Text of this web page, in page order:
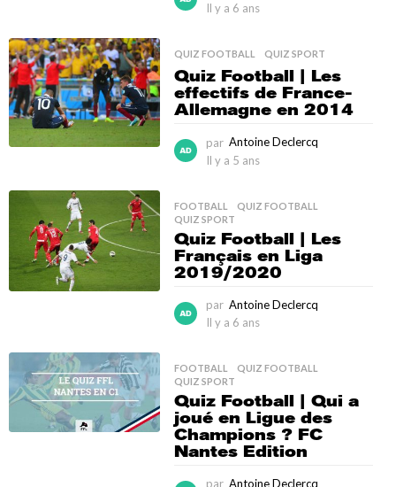
Il y a 6 ans
a
6
a
n
QUIZ FOOTBALL ,QUIZ SPORT
Quiz Football | Les
effectifs de France-
Allemagne en 2014
par Antoine Declercq
Il y a 5 ans
a
a
n
s
FOOTBALL ,QUIZ FOOTBALL
QUIZ SPORT
Quiz Football | Les
Français en Liga
2019/2020
par Antoine Declercq
Il y a 6 ans
a
a
n
s
FOOTBALL ,QUIZ FOOTBALL
QUIZ SPORT
Quiz Football | Qui a
joué en Ligue des
Champions ? FC
Nantes Edition
par Antoine Declercq